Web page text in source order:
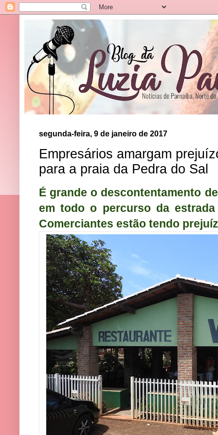
segunda-feira, 9 de janeiro de 2017
Empresários amargam
para a praia da Pedra do Sal
É grande o descontentamento
em todo o percurso da
Comerciantes estão tendo